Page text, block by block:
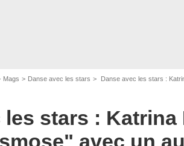
Mags Danse avec les stars Danse avec les stars :
les stars :
avec un